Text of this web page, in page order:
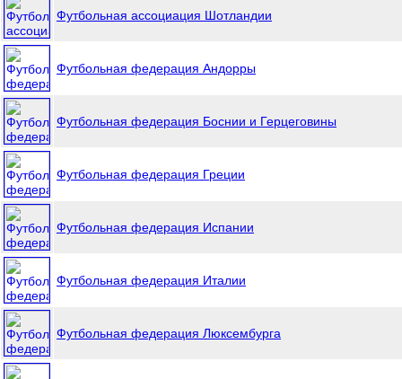
Футбольная ассоциация Шотландии
Футбольная федерация Андорры
Футбольная федерация Боснии и Герцеговины
Футбольная федерация Греции
Футбольная федерация Испании
Футбольная федерация Италии
Футбольная федерация Люксембурга